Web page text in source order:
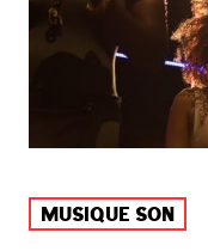
MUSIQUE SON